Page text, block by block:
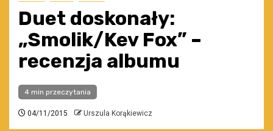
Duet doskonały:
„Smolik/Kev Fox” –
recenzja albumu
4 min przeczytania
04/11/2015 Urszula Korąkiewicz